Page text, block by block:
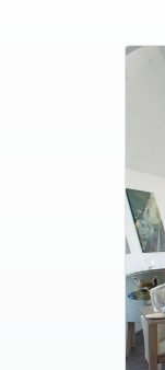
photo
photo
photo
photo
photo
photo
photo